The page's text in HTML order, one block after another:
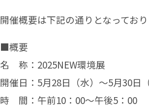
開催概要は下記の通りとなってお
■概要
名 称：2025NEW環境展
開催日：5月28日（水）～5月30日（
時 間：午前10：00～午後5：00